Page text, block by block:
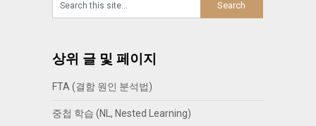
상위 글 및 페이지
FTA (결함 원인 분석법)
중첩 학습 (NL, Nested Learning)